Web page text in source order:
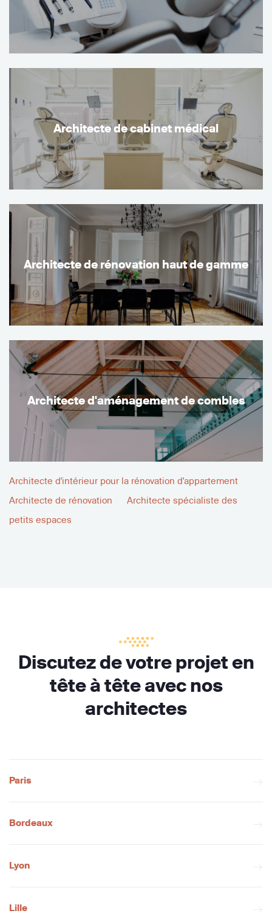
Architecte de cabinet médical
Architecte de rénovation haut de gamme
Architecte d'aménagement de combles
Architecte d'intérieur pour la rénovation d'appartement
Architecte de rénovation
Architecte spécialiste des
petits espaces
Discutez de votre projet en
tête à tête avec nos
architectes
Paris
Bordeaux
Lyon
Lille